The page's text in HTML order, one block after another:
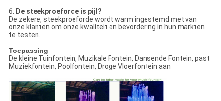
6. De steekproeforde is pijl?
De zekere, steekproeforde wordt warm ingestemd met van
onze klanten om onze kwaliteit en bevordering in hun markten
te testen.
Toepassing
De kleine Tuinfontein, Muzikale Fontein, Dansende Fontein, past
Muziekfontein, Poolfontein, Droge Vloerfontein aan